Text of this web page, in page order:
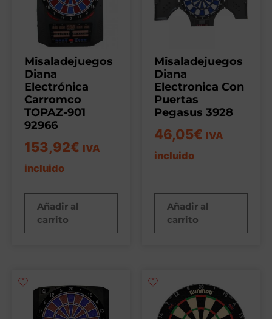
Misaladejuegos
Diana
Electrónica
Carromco
TOPAZ-901
92966
153,92€ IVA
incluido
Añadir al
carrito
Misaladejuegos
Diana
Electronica Con
Puertas
Pegasus 3928
46,05€ IVA
incluido
Añadir al
carrito